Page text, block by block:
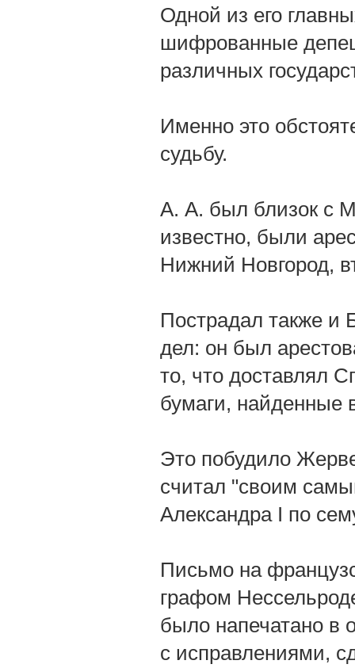
Одной из его
шифрованные
различных
Именно это
судьбу.
А. А. был близок с
известно, были
Нижний Новгород,
Пострадал также и
дел: он был
то, что доставлял
бумаги, найденные
Это побудило
считал "своим
Александра I по
Письмо на
графом
было напечатано в
с исправлениями,